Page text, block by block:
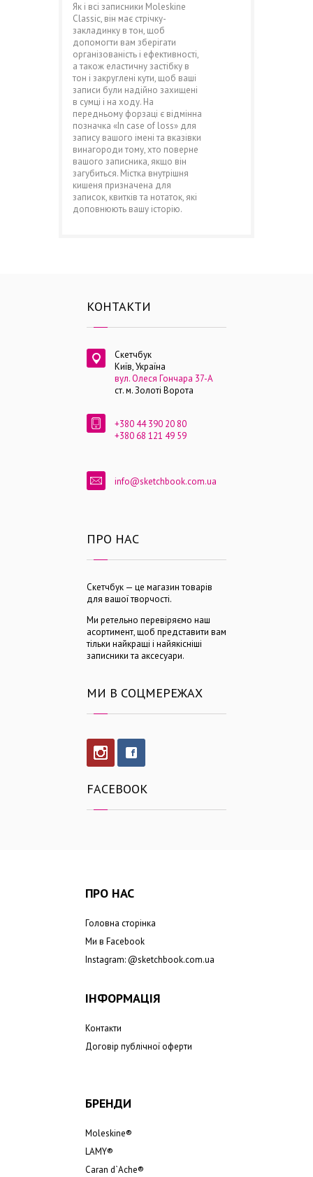
Як і всі записники Moleskine
Classic, він має стрічку-
закладинку в тон, щоб
допомогти вам зберігати
організованість і ефективності,
а також еластичну застібку в
тон і закруглені кути, щоб ваші
записи були надійно захищені
в сумці і на ходу. На
передньому форзаці є відмінна
позначка «In case of loss» для
запису вашого імені та вказівки
винагороди тому, хто поверне
вашого записника, якщо він
загубиться. Містка внутрішня
кишеня призначена для
записок, квитків та нотаток, які
доповнюють вашу історію.
КОНТАКТИ
Скетчбук
Київ, Україна
вул. Олеся Гончара 37-А
ст. м. Золоті Ворота
+380 44 390 20 80
+380 68 121 49 59
info@sketchbook.com.ua
ПРО НАС
Скетчбук — це магазин товарів
для вашої творчості.
Ми ретельно перевіряємо наш
асортимент, щоб представити вам
тільки найкращі і найякісніші
записники та аксесуари.
МИ В СОЦМЕРЕЖАХ
FACEBOOK
ПРО НАС
Головна сторінка
Ми в Facebook
Instagram: @sketchbook.com.ua
ІНФОРМАЦІЯ
Контакти
Договір публічної оферти
БРЕНДИ
Moleskine®
LAMY®
Caran d`Ache®